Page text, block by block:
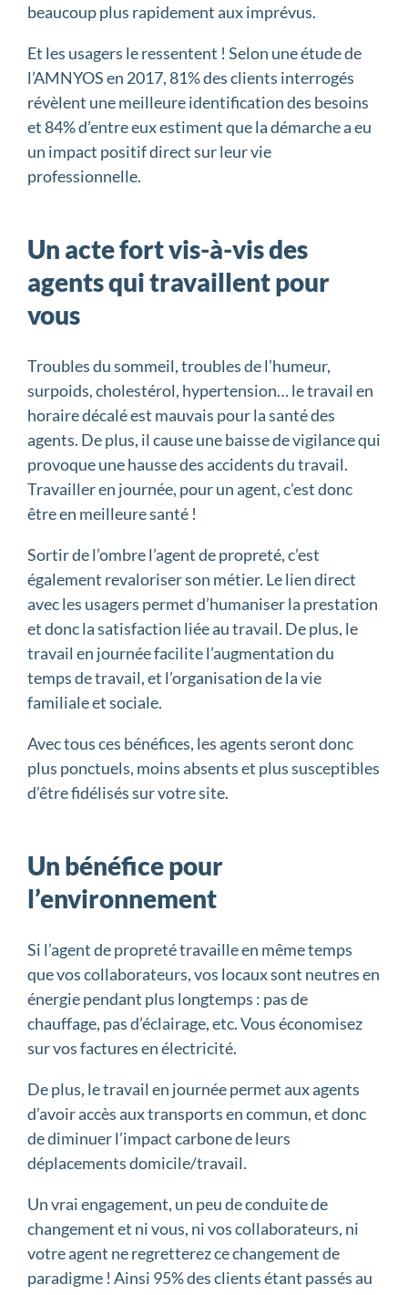
beaucoup plus rapidement aux imprévus.
Et les usagers le ressentent ! Selon une étude de
l’AMNYOS en 2017, 81% des clients interrogés
révèlent une meilleure identification des besoins
et 84% d’entre eux estiment que la démarche a eu
un impact positif direct sur leur vie
professionnelle.
Un acte fort vis-à-vis des
agents qui travaillent pour
vous
Troubles du sommeil, troubles de l’humeur,
surpoids, cholestérol, hypertension… le travail en
horaire décalé est mauvais pour la santé des
agents. De plus, il cause une baisse de vigilance qui
provoque une hausse des accidents du travail.
Travailler en journée, pour un agent, c’est donc
être en meilleure santé !
Sortir de l’ombre l’agent de propreté, c’est
également revaloriser son métier. Le lien direct
avec les usagers permet d’humaniser la prestation
et donc la satisfaction liée au travail. De plus, le
travail en journée facilite l’augmentation du
temps de travail, et l’organisation de la vie
familiale et sociale.
Avec tous ces bénéfices, les agents seront donc
plus ponctuels, moins absents et plus susceptibles
d’être fidélisés sur votre site.
Un bénéfice pour
l’environnement
Si l’agent de propreté travaille en même temps
que vos collaborateurs, vos locaux sont neutres en
énergie pendant plus longtemps : pas de
chauffage, pas d’éclairage, etc. Vous économisez
sur vos factures en électricité.
De plus, le travail en journée permet aux agents
d’avoir accès aux transports en commun, et donc
de diminuer l’impact carbone de leurs
déplacements domicile/travail.
Un vrai engagement, un peu de conduite de
changement et ni vous, ni vos collaborateurs, ni
votre agent ne regretterez ce changement de
paradigme ! Ainsi 95% des clients étant passés au